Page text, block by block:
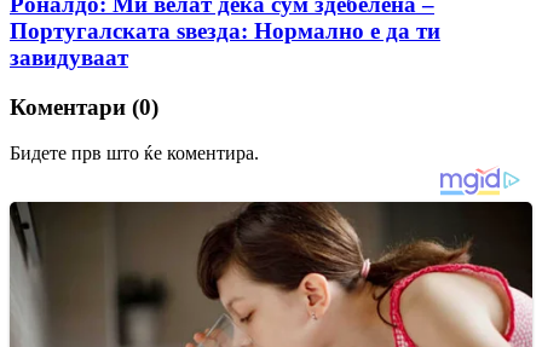
Португалската ѕвезда: Нормално е да ти
завидуваат
Коментари (0)
Бидете прв што ќе коментира.